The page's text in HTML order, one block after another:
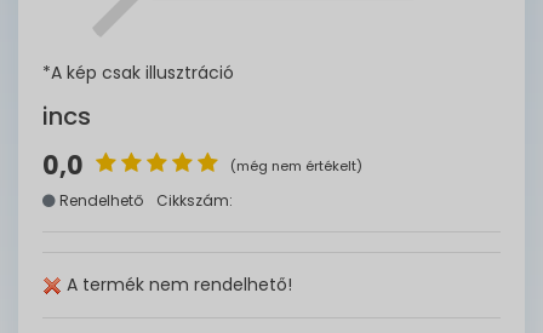
*A kép csak illusztráció
incs
0,0 (még nem értékelt)
Rendelhető Cikkszám:
A termék nem rendelhető!